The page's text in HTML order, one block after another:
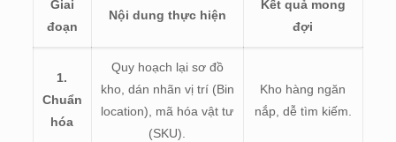
Giai
đoạn
Nội dung thực hiện
Kết quả mong
đợi
1.
Chuẩn
hóa
Quy hoạch lại sơ đồ
kho, dán nhãn vị trí (Bin
location), mã hóa vật tư
(SKU).
Kho hàng ngăn
nắp, dễ tìm kiếm.